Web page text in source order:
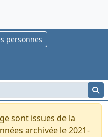
personnes
sont issues de la
archivée le 2021-